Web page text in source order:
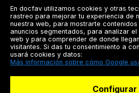
Registrarse
Docfav
En docfav utilizamos cookies y otras
rastreo para mejorar tu experiencia de
nuestra web, para mostrarte
anuncios segmentados, para analizar
web y para comprender de donde
visitantes. Si das tu consentimiento a
usará cookies y datos:
Más información sobre cómo Google
Configurar